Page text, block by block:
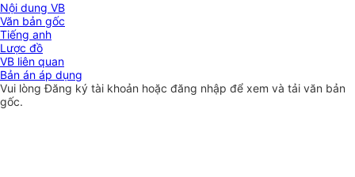
Nội dung VB
Văn bản gốc
Tiếng anh
Lược đồ
VB liên quan
Bản án áp dụng
Vui lòngĐăng ký tài khoản hoặc đăng nhập để xem và tải văn bản
gốc.